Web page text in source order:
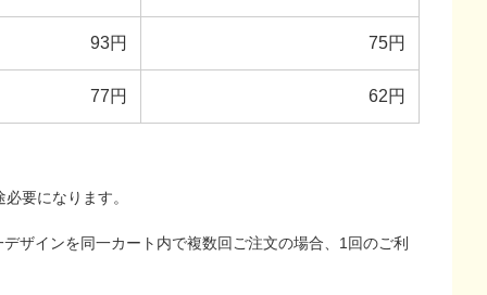
93円 75円
77円 62円
要になります。
ザインを同一カート内で複数回ご注文の場合、1回のご利